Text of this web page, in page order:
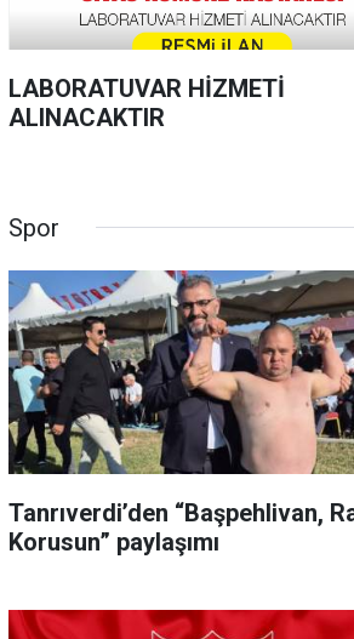
LABORATUVAR HİZMETİ
ALINACAKTIR
Spor
Tanrıverdi’den “Başpehlivan,
Korusun” paylaşımı